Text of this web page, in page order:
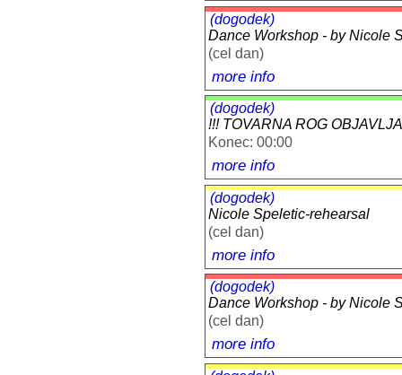
(dogodek)
Dance Workshop - by Nicole
(cel dan)
more info
(dogodek)
!!! TOVARNA ROG
Konec: 00:00
more info
(dogodek)
Nicole Speletic-rehearsal
(cel dan)
more info
(dogodek)
Dance Workshop - by Nicole
(cel dan)
more info